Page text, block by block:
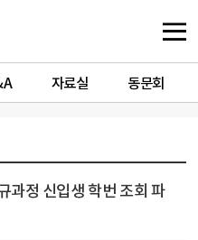
자료실 동문회
과정 신입생 학번 조회 파